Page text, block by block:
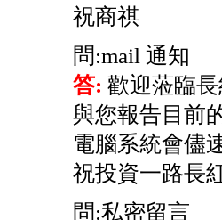
祝商祺
問:mail 通知
答: 歡迎蒞臨
與您報告目前
電腦系統會儘
祝投資一路長
問:私密留言